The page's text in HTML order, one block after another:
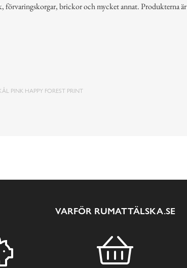
förvaringskorgar, brickor och mycket annat. Produkterna är
PINK HAPPY FOREST PRINT
VARFÖR RUMATTÄLSKA.SE